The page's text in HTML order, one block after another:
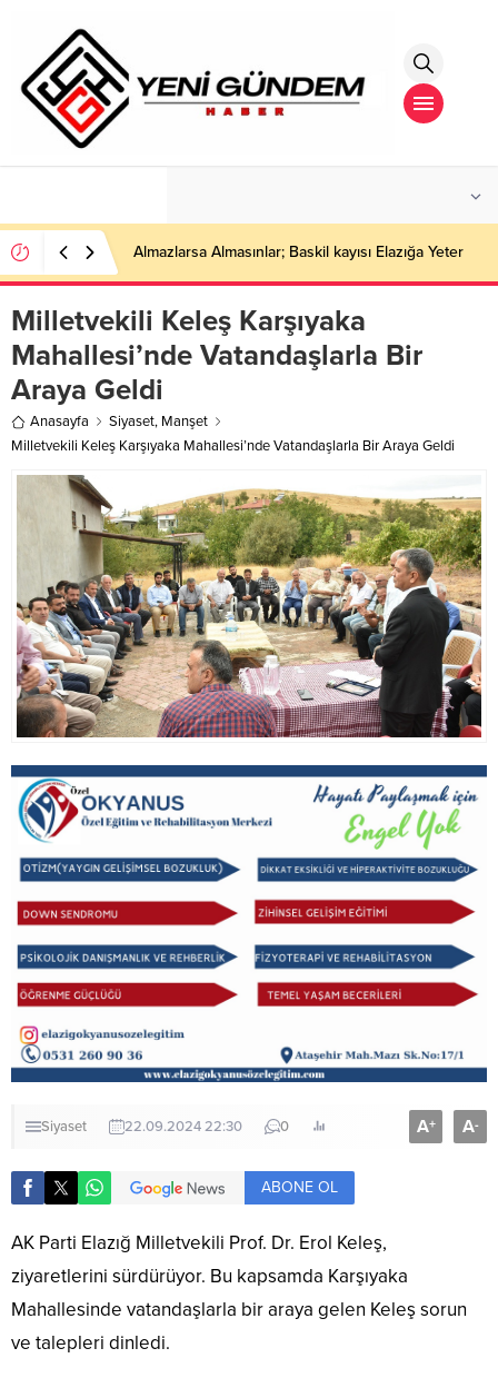
Almazlarsa Almasınlar; Baskil kayısı Elazığa Yeter
Milletvekili Keleş Karşıyaka
Mahallesi’nde Vatandaşlarla Bir
Araya Geldi
Anasayfa Siyaset, Manşet
Milletvekili Keleş Karşıyaka Mahallesi’nde Vatandaşlarla Bir Araya Geldi
Siyaset 22.09.2024 22:30 0 A+ A-
ABONE OL
AK Parti Elazığ Milletvekili Prof. Dr. Erol Keleş,
ziyaretlerini sürdürüyor. Bu kapsamda Karşıyaka
Mahallesinde vatandaşlarla bir araya gelen Keleş sorun
ve talepleri dinledi.